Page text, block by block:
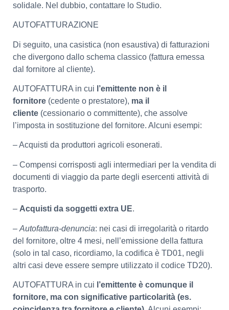
solidale. Nel dubbio, contattare lo Studio.
AUTOFATTURAZIONE
Di seguito, una casistica (non esaustiva) di fatturazioni
che divergono dallo schema classico (fattura emessa
dal fornitore al cliente).
AUTOFATTURA in cui l’emittente non è il
fornitore (cedente o prestatore), ma il
cliente (cessionario o committente), che assolve
l’imposta in sostituzione del fornitore. Alcuni esempi:
– Acquisti da produttori agricoli esonerati.
– Compensi corrisposti agli intermediari per la vendita di
documenti di viaggio da parte degli esercenti attività di
trasporto.
– Acquisti da soggetti extra UE.
– Autofattura-denuncia: nei casi di irregolarità o ritardo
del fornitore, oltre 4 mesi, nell’emissione della fattura
(solo in tal caso, ricordiamo, la codifica è TD01, negli
altri casi deve essere sempre utilizzato il codice TD20).
AUTOFATTURA in cui l’emittente è comunque il
fornitore, ma con significative particolarità (es.